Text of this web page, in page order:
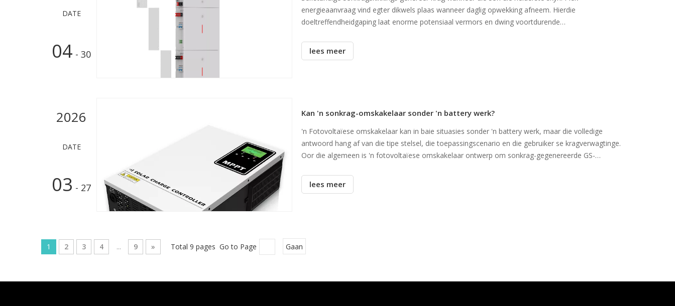
DATE
04 - 30
energieaanvraag vind egter dikwels plaas wanneer daglig opwekking afneem. Hierdie
doeltreffendheidgaping laat enorme potensiaal vermors en dwing voortdurende
backulees meer
2026
DATE
03 - 27
Kan 'n sonkrag-omskakelaar sonder 'n battery werk?
'n Fotovoltaïese omskakelaar kan in baie situasies sonder 'n battery werk, maar die volledige
antwoord hang af van die tipe stelsel, die toepassingscenario en die gebruiker se kragverwagtinge.
Oor die algemeen is 'n fotovoltaïese omskakelaar ontwerp om sonkrag-gegenereerde GS-
lees meer
1 2 3 4 ... 9 » Total 9 pages Go to Page Gaan